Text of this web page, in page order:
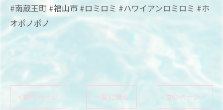
#南蔵王町 #福山市 #ロミロミ #ハワイアンロミロミ #ホ
オポノポノ
< 前のページ 一覧に戻る 次のページ >